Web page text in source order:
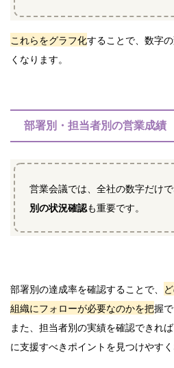
これらをグラフ化することで、数字
くなります。
部署別・担当者別の営業成績
営業会議では、全社の数字だけで
別の状況確認も重要です。
部署別の達成率を確認することで、
組織にフォローが必要なのかを把握で
また、担当者別の実績を確認できれ
に支援すべきポイントを見つけやすく